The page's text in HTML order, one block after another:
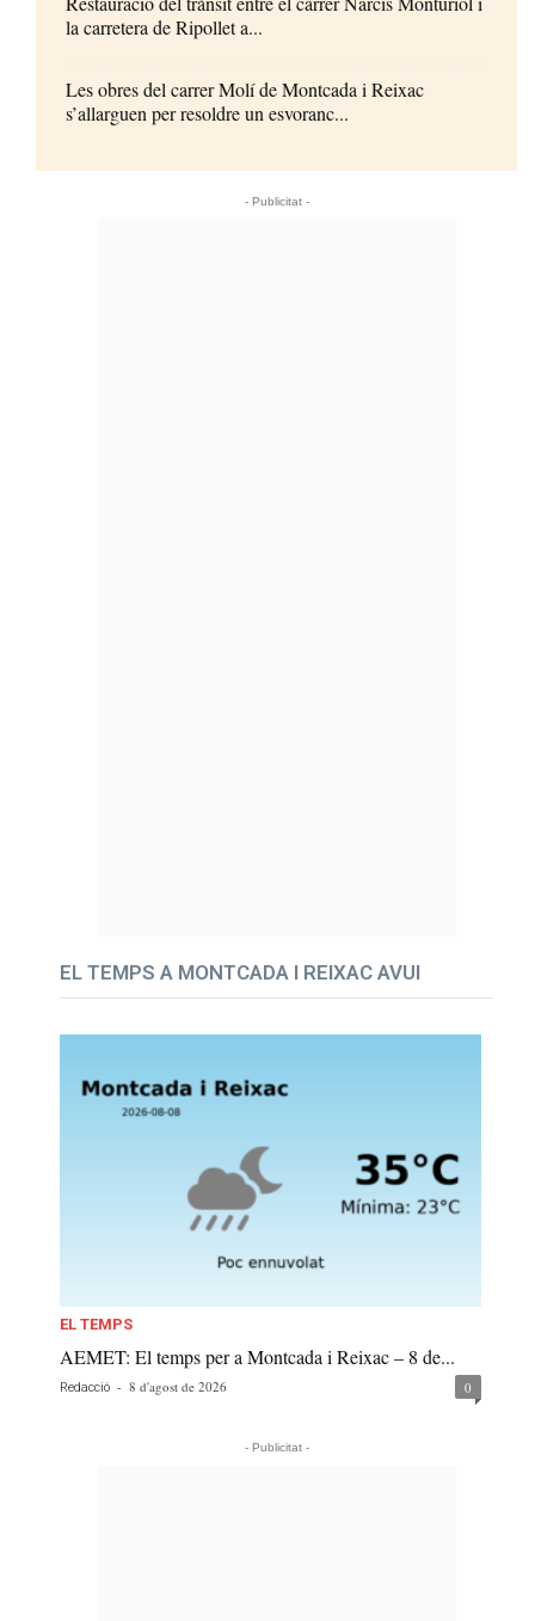
la carretera de Ripollet a...
Les obres del carrer Molí de Montcada i Reixac
s’allarguen per resoldre un esvoranc...
- Publicitat -
EL TEMPS A MONTCADA I REIXAC AVUI
EL TEMPS
AEMET: El temps per a Montcada i Reixac – 8 de...
Redacció - 8 d'agost de 2026 0
- Publicitat -